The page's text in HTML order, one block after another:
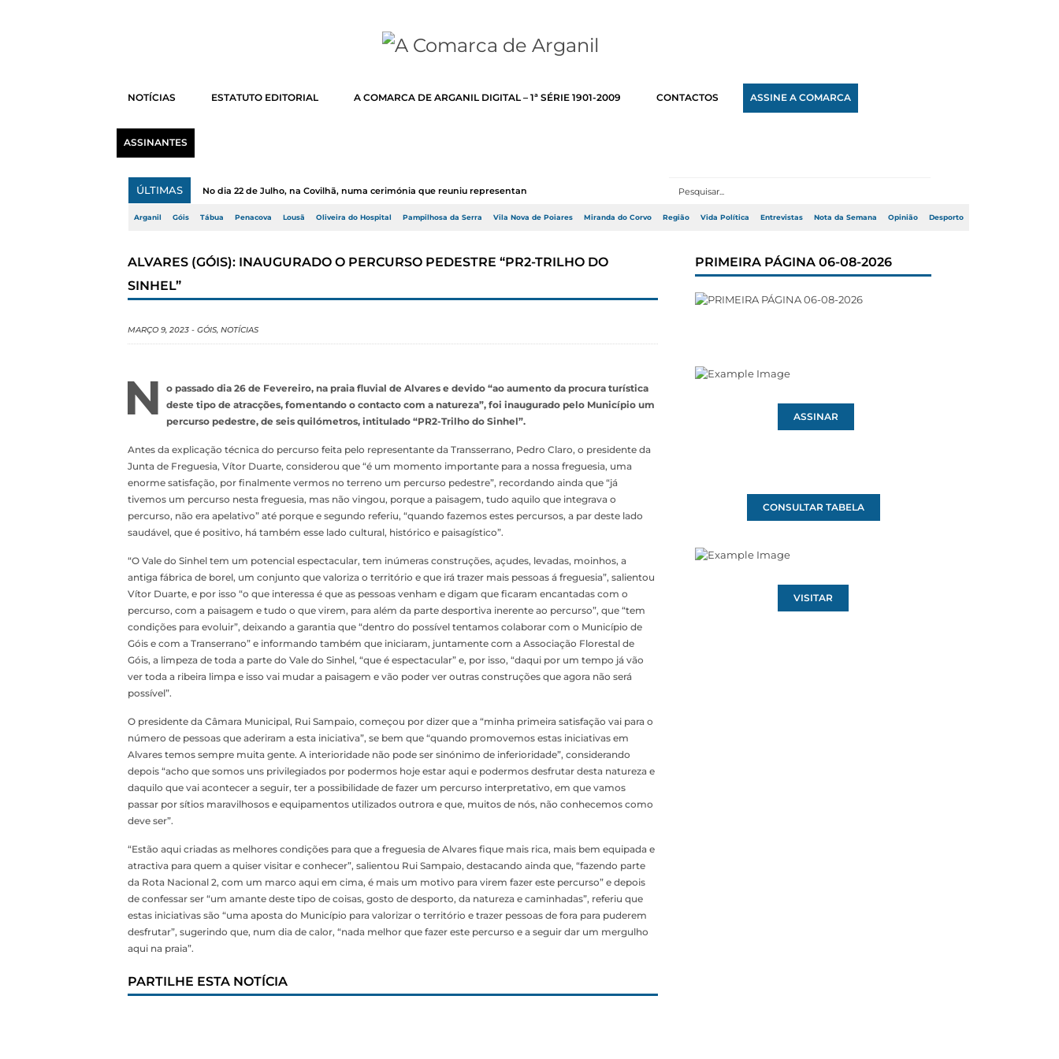
NOTÍCIAS ESTATUTO EDITORIAL A COMARCA DE ARGANIL DIGITAL – 1ª SÉRIE 1901-2009 CONTACTOS ASSINE A COMARCA
ASSINANTES
ÚLTIMAS No dia 22 de Julho, na Covilhã, numa cerimónia que reuniu representantes do Go...
Arganil Góis Tábua Penacova Lousã Oliveira do Hospital Pampilhosa da Serra Vila Nova de Poiares Miranda do Corvo Região Vida Política Entrevistas Nota da Semana Opinião Desporto
ALVARES (GÓIS): INAUGURADO O PERCURSO PEDESTRE “PR2-TRILHO DO
SINHEL”
MARÇO 9, 2023 - GÓIS, NOTÍCIAS
N
o passado dia 26 de Fevereiro, na praia fluvial de Alvares e devido “ao aumento da procura turística
deste tipo de atracções, fomentando o contacto com a natureza”, foi inaugurado pelo Município um
percurso pedestre, de seis quilómetros, intitulado “PR2-Trilho do Sinhel”.
Antes da explicação técnica do percurso feita pelo representante da Transserrano, Pedro Claro, o presidente da
Junta de Freguesia, Vítor Duarte, considerou que “é um momento importante para a nossa freguesia, uma
enorme satisfação, por finalmente vermos no terreno um percurso pedestre”, recordando ainda que “já
tivemos um percurso nesta freguesia, mas não vingou, porque a paisagem, tudo aquilo que integrava o
percurso, não era apelativo” até porque e segundo referiu, “quando fazemos estes percursos, a par deste lado
saudável, que é positivo, há também esse lado cultural, histórico e paisagístico”.
“O Vale do Sinhel tem um potencial espectacular, tem inúmeras construções, açudes, levadas, moinhos, a
antiga fábrica de borel, um conjunto que valoriza o território e que irá trazer mais pessoas á freguesia”, salientou
Vítor Duarte, e por isso “o que interessa é que as pessoas venham e digam que ficaram encantadas com o
percurso, com a paisagem e tudo o que virem, para além da parte desportiva inerente ao percurso”, que “tem
condições para evoluir”, deixando a garantia que “dentro do possível tentamos colaborar com o Município de
Góis e com a Transerrano” e informando também que iniciaram, juntamente com a Associação Florestal de
Góis, a limpeza de toda a parte do Vale do Sinhel, “que é espectacular” e, por isso, “daqui por um tempo já vão
ver toda a ribeira limpa e isso vai mudar a paisagem e vão poder ver outras construções que agora não será
possível”.
O presidente da Câmara Municipal, Rui Sampaio, começou por dizer que a “minha primeira satisfação vai para o
número de pessoas que aderiram a esta iniciativa”, se bem que “quando promovemos estas iniciativas em
Alvares temos sempre muita gente. A interioridade não pode ser sinónimo de inferioridade”, considerando
depois “acho que somos uns privilegiados por podermos hoje estar aqui e podermos desfrutar desta natureza e
daquilo que vai acontecer a seguir, ter a possibilidade de fazer um percurso interpretativo, em que vamos
passar por sítios maravilhosos e equipamentos utilizados outrora e que, muitos de nós, não conhecemos como
deve ser”.
“Estão aqui criadas as melhores condições para que a freguesia de Alvares fique mais rica, mais bem equipada e
atractiva para quem a quiser visitar e conhecer”, salientou Rui Sampaio, destacando ainda que, “fazendo parte
da Rota Nacional 2, com um marco aqui em cima, é mais um motivo para virem fazer este percurso” e depois
de confessar ser “um amante deste tipo de coisas, gosto de desporto, da natureza e caminhadas”, referiu que
estas iniciativas são “uma aposta do Município para valorizar o território e trazer pessoas de fora para puderem
desfrutar”, sugerindo que, num dia de calor, “nada melhor que fazer este percurso e a seguir dar um mergulho
aqui na praia”.
PARTILHE ESTA NOTÍCIA
PRIMEIRA PÁGINA 06-08-2026
ASSINAR
CONSULTAR TABELA
VISITAR